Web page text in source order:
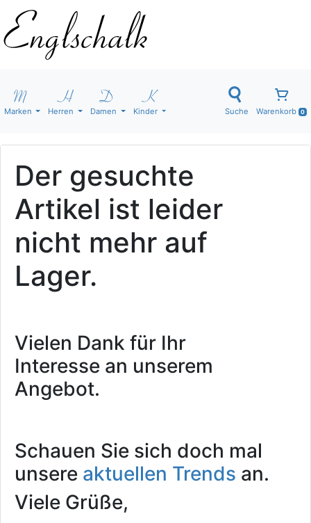
Marken Herren Damen Kinder Suche Warenkorb 0
Der gesuchte
Artikel ist leider
nicht mehr auf
Lager.
Vielen Dank für Ihr
Interesse an unserem
Angebot.
Schauen Sie sich doch mal
unsere aktuellen Trends an.
Viele Grüße,